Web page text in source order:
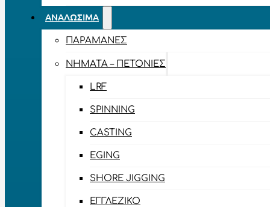
ΑΝΑΛΏΣΙΜΑ
ΠΑΡΑΜΆΝΕΣ
ΝΉΜΑΤΑ – ΠΕΤΟΝΙΈΣ
LRF
SPINNING
CASTING
EGING
SHORE JIGGING
ΕΓΓΛΈΖΙΚΟ